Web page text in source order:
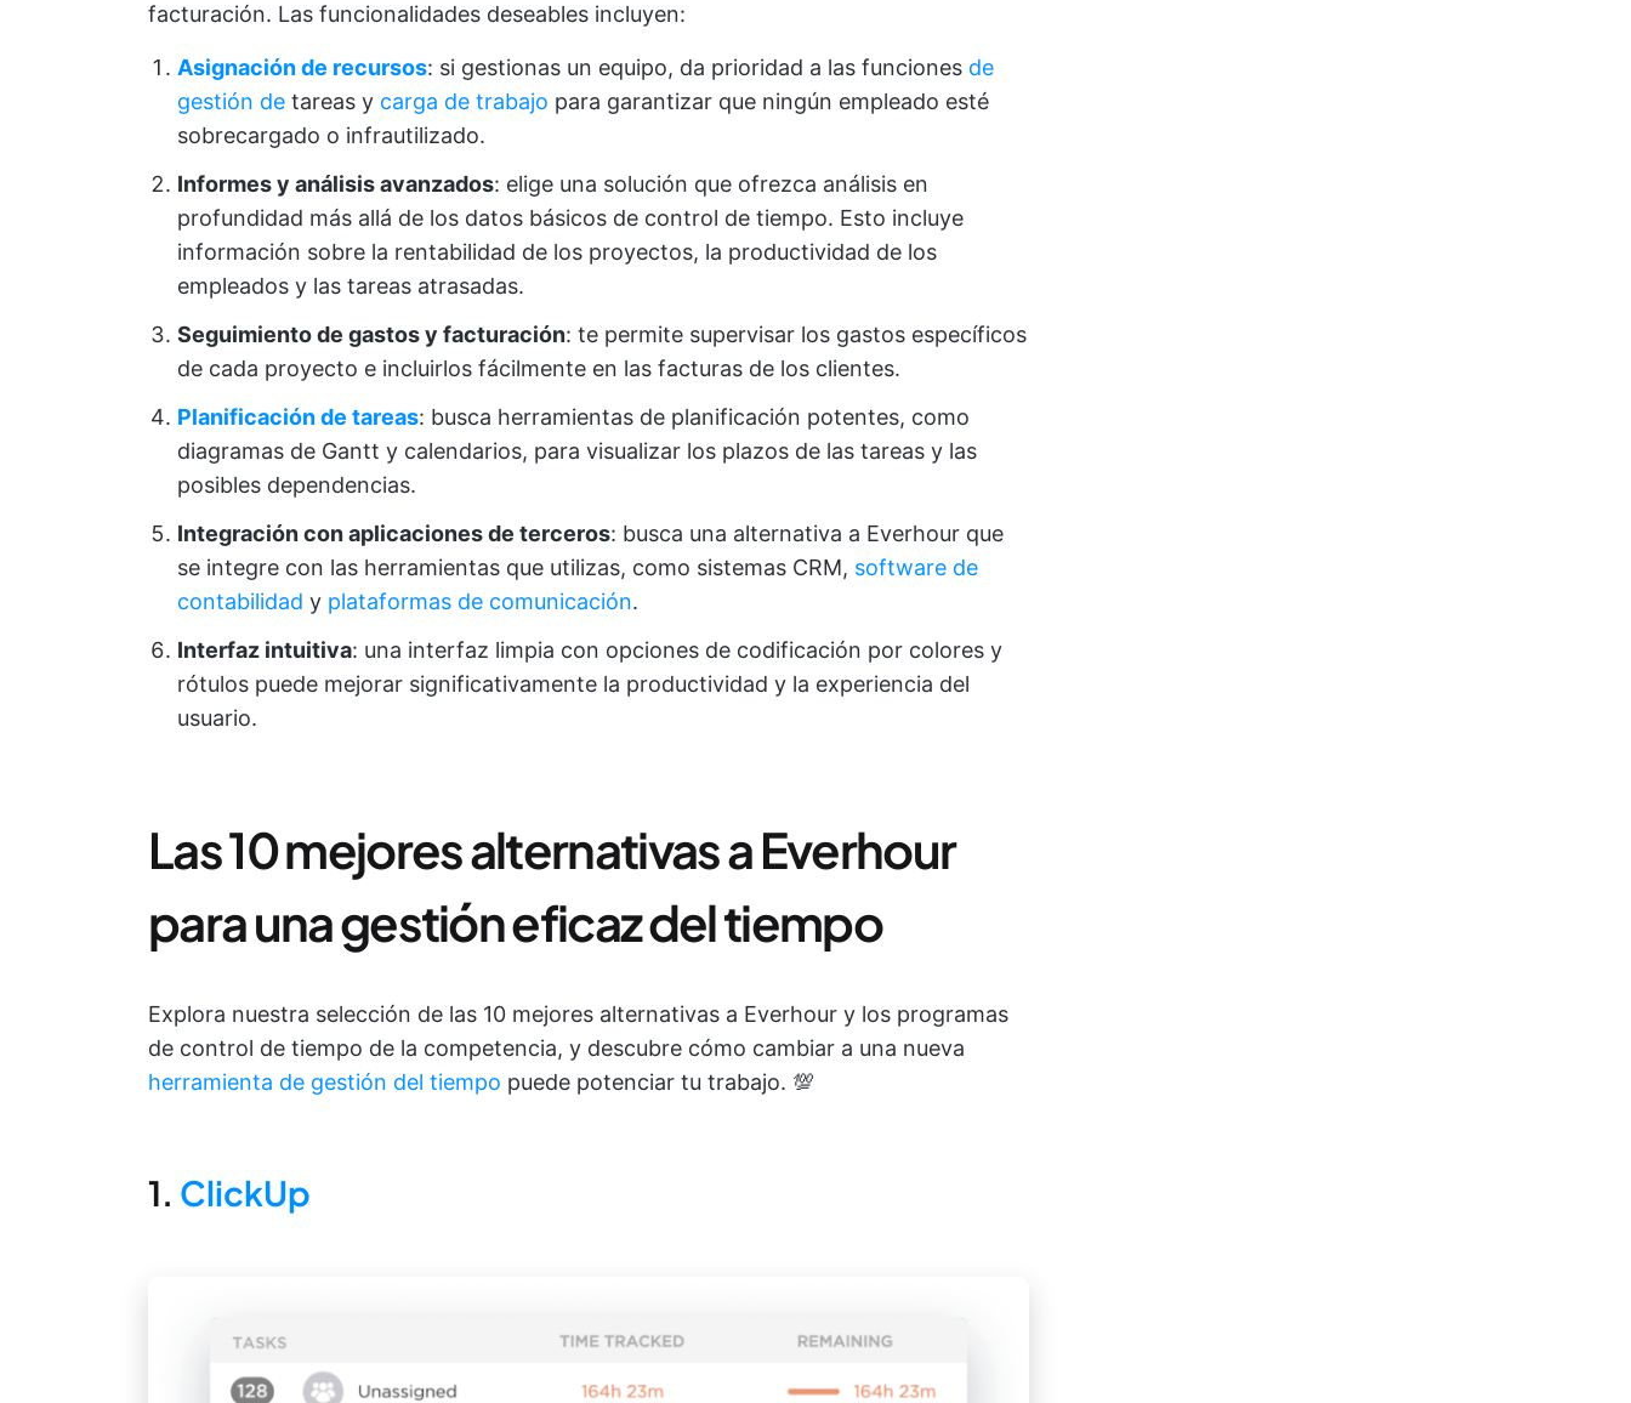
facturación. Las funcionalidades deseables incluyen:
Asignación de recursos: si gestionas un equipo, da prioridad a las funciones de
gestión de tareas y carga de trabajo para garantizar que ningún empleado esté
sobrecargado o infrautilizado.
Informes y análisis avanzados: elige una solución que ofrezca análisis en
profundidad más allá de los datos básicos de control de tiempo. Esto incluye
información sobre la rentabilidad de los proyectos, la productividad de los
empleados y las tareas atrasadas.
Seguimiento de gastos y facturación: te permite supervisar los gastos específicos
de cada proyecto e incluirlos fácilmente en las facturas de los clientes.
Planificación de tareas: busca herramientas de planificación potentes, como
diagramas de Gantt y calendarios, para visualizar los plazos de las tareas y las
posibles dependencias.
Integración con aplicaciones de terceros: busca una alternativa a Everhour que
se integre con las herramientas que utilizas, como sistemas CRM, software de
contabilidad y plataformas de comunicación.
Interfaz intuitiva: una interfaz limpia con opciones de codificación por colores y
rótulos puede mejorar significativamente la productividad y la experiencia del
usuario.
Las 10 mejores alternativas a Everhour
para una gestión eficaz del tiempo
Explora nuestra selección de las 10 mejores alternativas a Everhour y los programas
de control de tiempo de la competencia, y descubre cómo cambiar a una nueva
herramienta de gestión del tiempo puede potenciar tu trabajo. 💯
1. ClickUp